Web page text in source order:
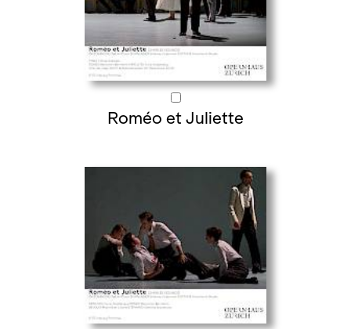
Roméo et Juliette